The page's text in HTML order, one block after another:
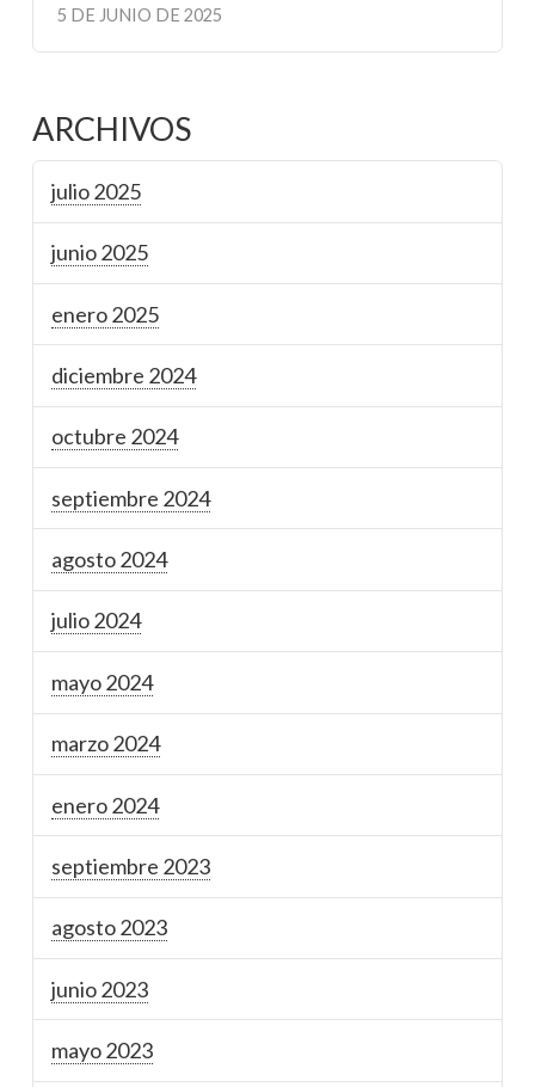
5 DE JUNIO DE 2025
ARCHIVOS
julio 2025
junio 2025
enero 2025
diciembre 2024
octubre 2024
septiembre 2024
agosto 2024
julio 2024
mayo 2024
marzo 2024
enero 2024
septiembre 2023
agosto 2023
junio 2023
mayo 2023